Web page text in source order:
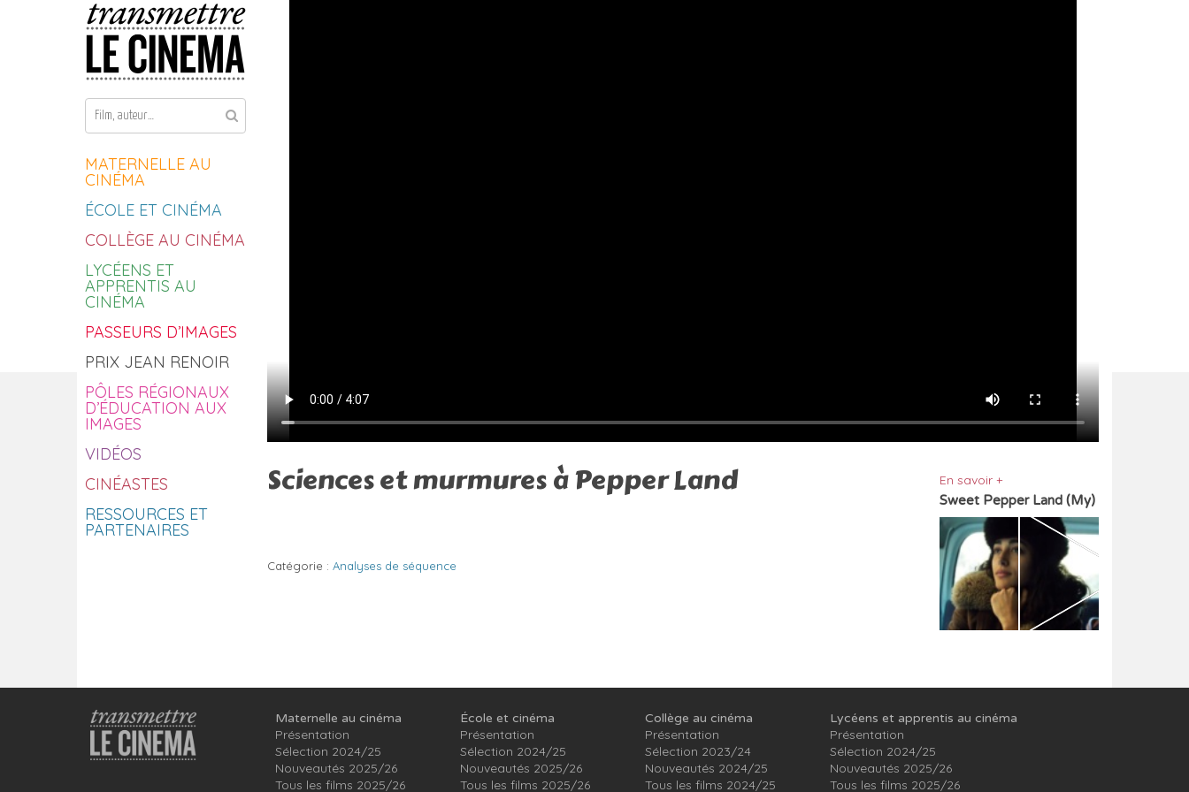
Aller au contenu
MATERNELLE AU
CINÉMA
ÉCOLE ET CINÉMA
COLLÈGE AU CINÉMA
LYCÉENS ET
APPRENTIS AU
CINÉMA
PASSEURS D’IMAGES
PRIX JEAN RENOIR
PÔLES RÉGIONAUX
D’ÉDUCATION AUX
IMAGES
VIDÉOS
CINÉASTES
RESSOURCES ET
PARTENAIRES
Sciences et murmures à Pepper Land
Catégorie : Analyses de séquence
En savoir +
Sweet Pepper Land (My)
Maternelle au cinéma
Présentation
Sélection 2024/25
Nouveautés 2025/26
Tous les films 2025/26
École et cinéma
Présentation
Sélection 2024/25
Nouveautés 2025/26
Tous les films 2025/26
Collège au cinéma
Présentation
Sélection 2023/24
Nouveautés 2024/25
Tous les films 2024/25
Lycéens et apprentis au cinéma
Présentation
Sélection 2024/25
Nouveautés 2025/26
Tous les films 2025/26